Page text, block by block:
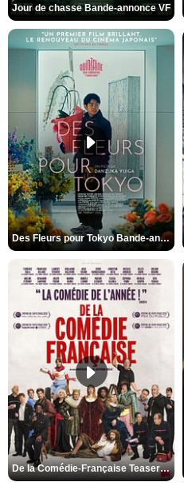
Jour de chasse Bande-annonce VF
Des Fleurs pour Tokyo Bande-annonce VO STFR
De la Comédie-Française Teaser (3) VF